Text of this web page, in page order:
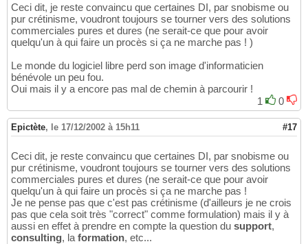
Ceci dit, je reste convaincu que certaines DI, par snobisme ou
pur crétinisme, voudront toujours se tourner vers des solutions
commerciales pures et dures (ne serait-ce que pour avoir
quelqu'un à qui faire un procès si ça ne marche pas ! )
Le monde du logiciel libre perd son image d'informaticien
bénévole un peu fou.
Oui mais il y a encore pas mal de chemin à parcourir !
1
0
Epictète, le 17/12/2002 à 15h11 #17
Ceci dit, je reste convaincu que certaines DI, par snobisme ou
pur crétinisme, voudront toujours se tourner vers des solutions
commerciales pures et dures (ne serait-ce que pour avoir
quelqu'un à qui faire un procès si ça ne marche pas !
Je ne pense pas que c'est pas crétinisme (d'ailleurs je ne crois
pas que cela soit très "correct" comme formulation) mais il y à
aussi en effet à prendre en compte la question du support,
consulting, la formation, etc...